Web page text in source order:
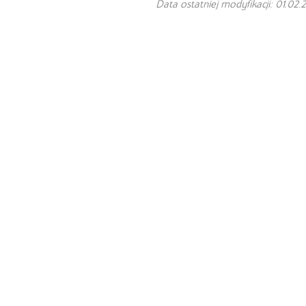
Data ostatniej modyfikacji: